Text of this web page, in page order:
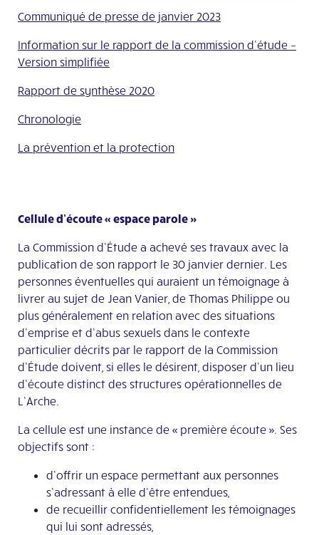
Communiqué de presse de janvier 2023
Information sur le rapport de la commission d’étude –
Version simplifiée
Rapport de synthèse 2020
Chronologie
La prévention et la protection
Cellule d’écoute « espace parole »
La Commission d’Étude a achevé ses travaux avec la
publication de son rapport le 30 janvier dernier. Les
personnes éventuelles qui auraient un témoignage à
livrer au sujet de Jean Vanier, de Thomas Philippe ou
plus généralement en relation avec des situations
d’emprise et d’abus sexuels dans le contexte
particulier décrits par le rapport de la Commission
d’Étude doivent, si elles le désirent, disposer d’un lieu
d’écoute distinct des structures opérationnelles de
L’Arche.
La cellule est une instance de « première écoute ». Ses
objectifs sont :
d’offrir un espace permettant aux personnes
s’adressant à elle d’être entendues,
de recueillir confidentiellement les témoignages
qui lui sont adressés,